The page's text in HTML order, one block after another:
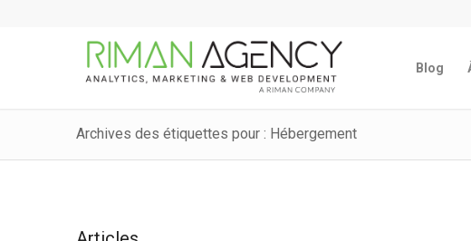
Blog
Archives des étiquettes pour : Hébergement